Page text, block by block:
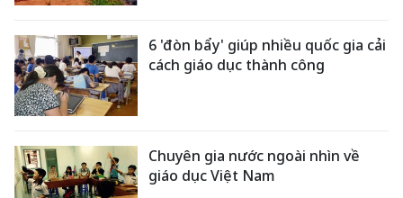
6 'đòn bẩy' giúp nhiều quốc gia cải
cách giáo dục thành công
Chuyên gia nước ngoài nhìn về
giáo dục Việt Nam